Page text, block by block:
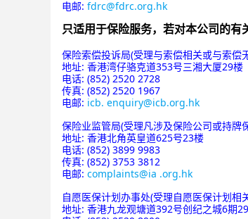
电邮: fdrc@fdrc.org.hk
只适用于保险服务，若对本公司的有
保险索偿投诉局(受理与索偿相关或与索偿
地址: 香港湾仔骆克道353号三湘大厦29楼
电话: (852) 2520 2728
传真: (852) 2520 1967
电邮: icb. enquiry@icb.org.hk
保险业监管局(受理凡涉及保险公司或持牌
地址: 香港北角英皇道625号23楼
电话: (852) 3899 9983
传真: (852) 3753 3812
电邮: complaints@ia .org.hk
自愿医保计划办事处(受理自愿医保计划相
地址: 香港九龙观塘道392号创纪之城6期